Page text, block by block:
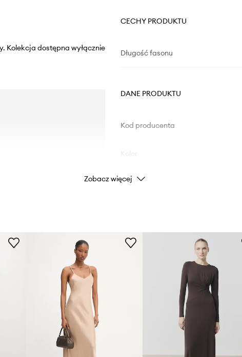
Kolekcja dostępna wyłącznie
CECHY PRODUKTU
Długość fasonu
DANE PRODUKTU
Kod producenta
Marka
Zobacz więcej